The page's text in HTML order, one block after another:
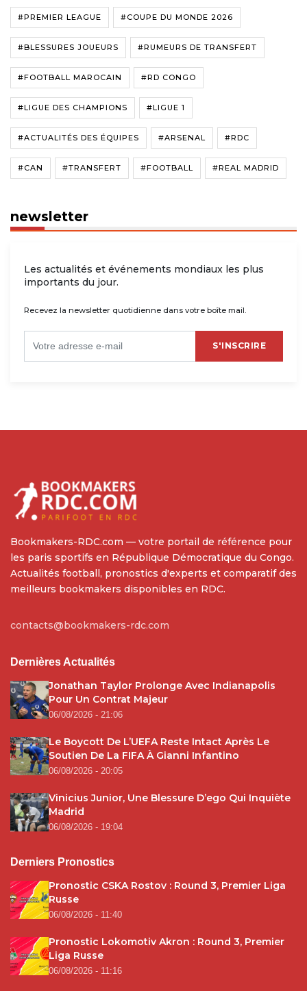
#PREMIER LEAGUE #COUPE DU MONDE 2026
#BLESSURES JOUEURS #RUMEURS DE TRANSFERT
#FOOTBALL MAROCAIN #RD CONGO
#LIGUE DES CHAMPIONS #LIGUE 1
#ACTUALITÉS DES ÉQUIPES #ARSENAL #RDC
#CAN #TRANSFERT #FOOTBALL #REAL MADRID
newsletter
Les actualités et événements mondiaux les plus
importants du jour.
Recevez la newsletter quotidienne dans votre boîte mail.
S'INSCRIRE
Bookmakers-RDC.com — votre portail de référence pour
les paris sportifs en République Démocratique du Congo.
Actualités football, pronostics d'experts et comparatif des
meilleurs bookmakers disponibles en RDC.
contacts@bookmakers-rdc.com
Dernières Actualités
Jonathan Taylor Prolonge Avec Indianapolis
Pour Un Contrat Majeur
06/08/2026 - 21:06
Le Boycott De L’UEFA Reste Intact Après Le
Soutien De La FIFA À Gianni Infantino
06/08/2026 - 20:05
Vinicius Junior, Une Blessure D’ego Qui Inquiète
Madrid
06/08/2026 - 19:04
Derniers Pronostics
Pronostic CSKA Rostov : Round 3, Premier Liga
Russe
06/08/2026 - 11:40
Pronostic Lokomotiv Akron : Round 3, Premier
Liga Russe
06/08/2026 - 11:16